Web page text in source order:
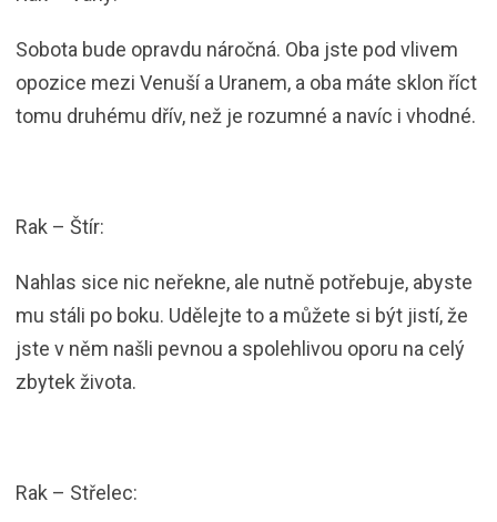
Sobota bude opravdu náročná. Oba jste pod vlivem
opozice mezi Venuší a Uranem, a oba máte sklon říct
tomu druhému dřív, než je rozumné a navíc i vhodné.
Rak – Štír:
Nahlas sice nic neřekne, ale nutně potřebuje, abyste
mu stáli po boku. Udělejte to a můžete si být jistí, že
jste v něm našli pevnou a spolehlivou oporu na celý
zbytek života.
Rak – Střelec: